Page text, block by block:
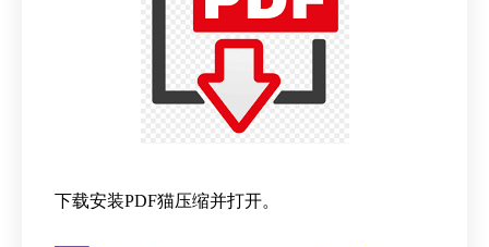
下载安装PDF猫压缩并打开。